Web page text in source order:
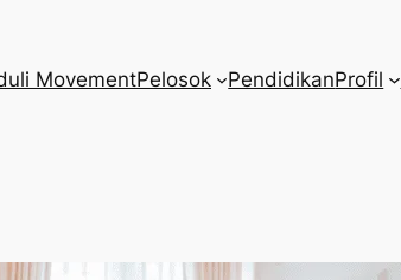
MovementPelosok PendidikanProfil